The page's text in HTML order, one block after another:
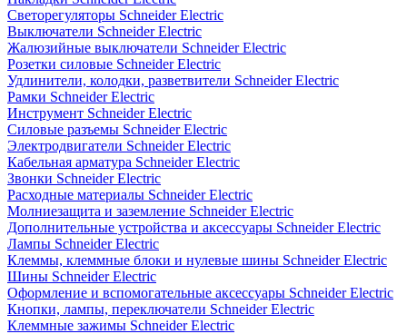
Светорегуляторы Schneider Electric
Выключатели Schneider Electric
Жалюзийные выключатели Schneider Electric
Розетки силовые Schneider Electric
Удлинители, колодки, разветвители Schneider Electric
Рамки Schneider Electric
Инструмент Schneider Electric
Силовые разъемы Schneider Electric
Электродвигатели Schneider Electric
Кабельная арматура Schneider Electric
Звонки Schneider Electric
Расходные материалы Schneider Electric
Молниезащита и заземление Schneider Electric
Дополнительные устройства и аксессуары Schneider Electric
Лампы Schneider Electric
Клеммы, клеммные блоки и нулевые шины Schneider Electric
Шины Schneider Electric
Оформление и вспомогательные аксессуары Schneider Electric
Кнопки, лампы, переключатели Schneider Electric
Клеммные зажимы Schneider Electric